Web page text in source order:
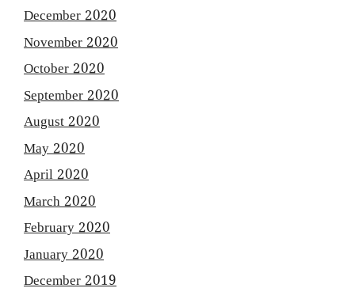
December 2020
November 2020
October 2020
September 2020
August 2020
May 2020
April 2020
March 2020
February 2020
January 2020
December 2019